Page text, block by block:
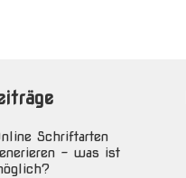
Schriftarten
– was ist